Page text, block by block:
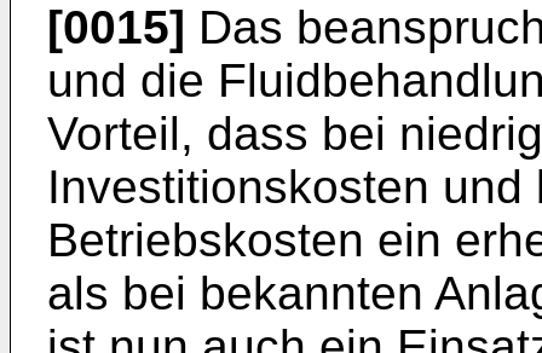
[0015] Das
und die
Vorteil, dass bei
Investitionskosten
Betriebskosten ein
als bei bekannten